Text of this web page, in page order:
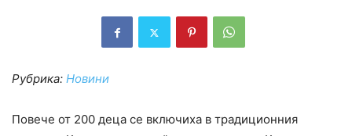
Рубрика: Новини
Повече от 200 деца се включиха в традиционния